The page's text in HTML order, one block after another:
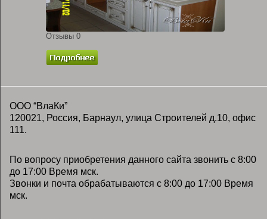
Отзывы 0
ООО “ВлаКи”
120021, Россия, Барнаул, улица Строителей д.10, офис
111.
По вопросу приобретения данного сайта звонить с 8:00
до 17:00 Время мск.
Звонки и почта обрабатываются с 8:00 до 17:00 Время
мск.